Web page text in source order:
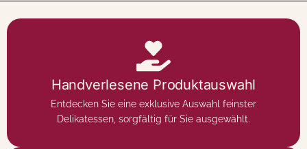
Handverlesene Produktauswahl
Entdecken Sie eine exklusive Auswahl feinster
Delikatessen, sorgfältig für Sie ausgewählt.